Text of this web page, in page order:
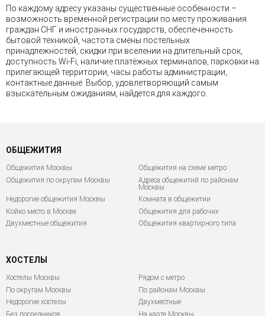
По каждому адресу указаны существенные особенности –
возможность временной регистрации по месту проживания
граждан СНГ и иностранных государств, обеспеченность
бытовой техникой, частота смены постельных
принадлежностей, скидки при вселении на длительный срок,
доступность Wi-Fi, наличие платёжных терминалов, парковки на
прилегающей территории, часы работы администрации,
контактные данные. Выбор, удовлетворяющий самым
взыскательным ожиданиям, найдётся для каждого.
ОБЩЕЖИТИЯ
Общежития Москвы
Общежития на схеме метро
Общежития по округам Москвы
Адреса общежитий по районам
Москвы
Недорогие общежития Москвы
Комната в общежитии
Койко место в Москве
Общежития для рабочих
Двухместные общежития
Общежития квартирного типа
ХОСТЕЛЫ
Хостелы Москвы
По округам Москвы
Недорогие хостелы
Без посредников
Рядом с метро
По районам Москвы
Двухместные
На карте Москвы